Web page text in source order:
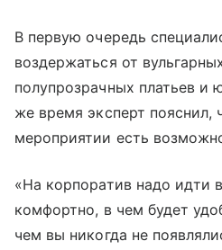
В первую очередь
воздержаться от
полупрозрачных платьев и
же время эксперт пояснил,
мероприятии есть
«На корпоратив надо идти
комфортно, в чем будет
чем вы никогда не